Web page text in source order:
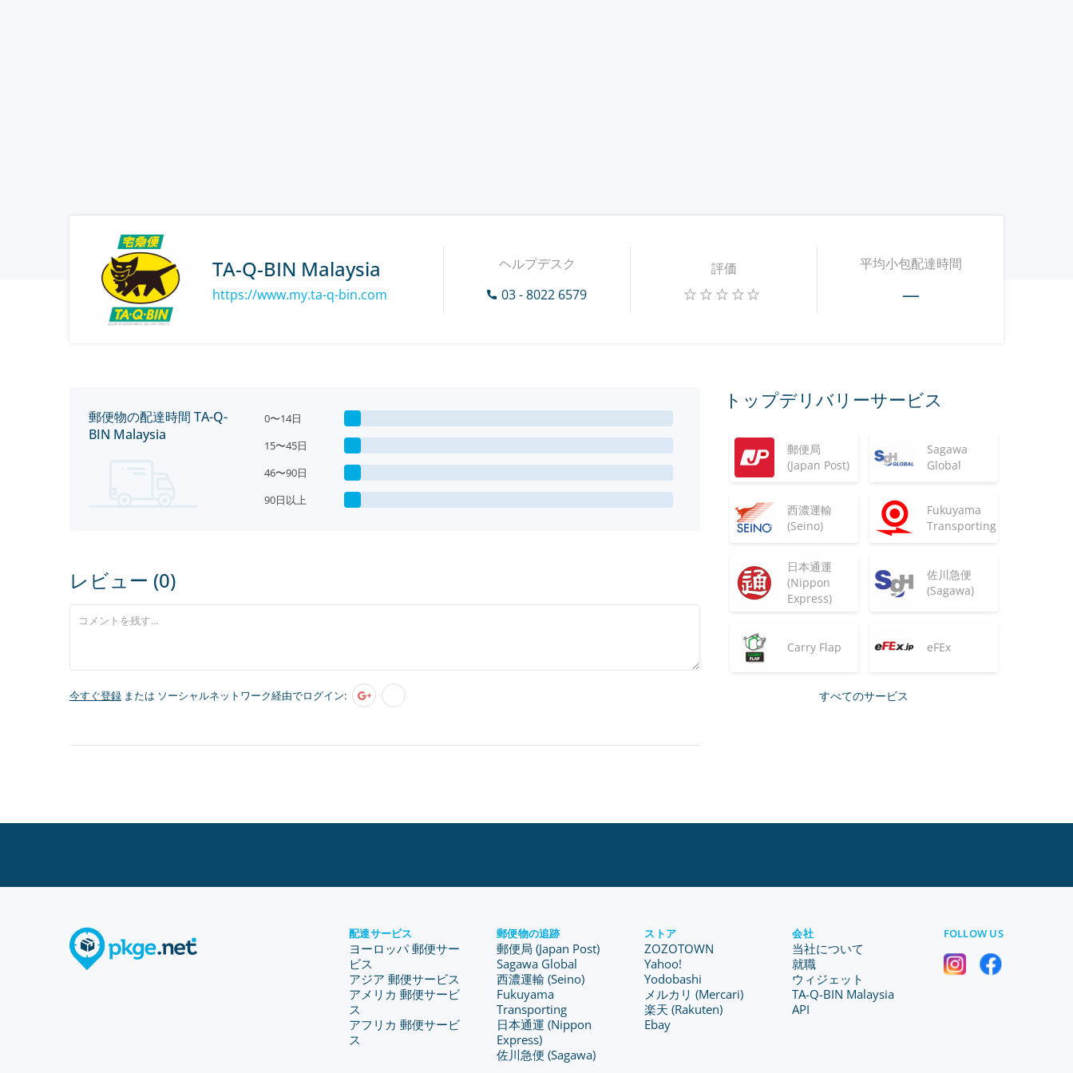
TA-Q-BIN Malaysia
https://www.my.ta-q-bin.com
ヘルプデスク
03 - 8022 6579
評価 平均小包配達時間
—
郵便物の配達時間 TA-Q-
BIN Malaysia
0〜14日
15〜45日
46〜90日
90日以上
レビュー (0)
今すぐ登録 または ソーシャルネットワーク経由でログイン:
トップデリバリーサービス
郵便局
(Japan Post)
Sagawa
Global
西濃運輸
(Seino)
Fukuyama
Transporting
日本通運
(Nippon
Express)
佐川急便
(Sagawa)
Carry Flap eFEx
すべてのサービス
配達サービス
ヨーロッパ 郵便サー
ビス
アジア 郵便サービス
アメリカ 郵便サービ
ス
アフリカ 郵便サービ
ス
郵便物の追跡
郵便局 (Japan Post)
Sagawa Global
西濃運輸 (Seino)
Fukuyama
Transporting
日本通運 (Nippon
Express)
佐川急便 (Sagawa)
ストア
ZOZOTOWN
Yahoo!
Yodobashi
メルカリ (Mercari)
楽天 (Rakuten)
Ebay
会社
当社について
就職
ウィジェット
TA-Q-BIN Malaysia
API
FOLLOW US